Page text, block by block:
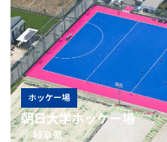
ホッケー場
朝日大学ホッケー場
岐阜県